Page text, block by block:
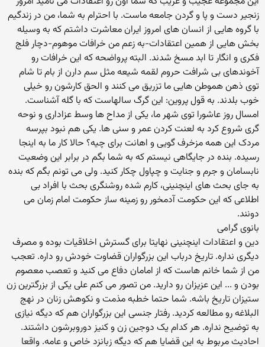
زنجیر دست و پا و گردن جامعه ماست. با احترام به شما، من در زندگیم
با گروه هایی از انسان های امروز ایران معاشرت داشتم که به وسیله
بخش هایی از همین اعتقادات-به زعم من خرافات موهوم-دچار فلج
فکری و انگار تا ابد مسخ شدند. البته پرواضحه که این خرافات رو
آخوندهای بی شرافت حروم لقمه شیعه مثل سم دارن از بام تا شام
توی ذهن هموطن هایی ما تزریق می کنند و الحق کارشون رو خیلی
خوب بلدند. به قول پروین: این گرگ سالهاست که با گله آشناست.
امسال روز عاشورا توی شهر ما، یکی از مداح ها وسط عزاداری و نوحه
گری شروع کرد به لعنت کردن عمر و سنی ها. یکی هم نبود بپرسه
مردک این همه مزخرف گویی و اهانت برای چیه؟ حالا کار ما به اینجا
رسیده. بنده در جایگاهی نیستم که به شما بگم در برابر این وضعیت
نابسامان و جرم و جنایت و چپاول چکار کنید. ولی می تونم بگم که بنده
به جای بحث های اینچنینی، کارم شده روشنگری بحث با افراد بی
اطلاعی که این حکومت آدمخور رو زمینه ساز حکومت امام زمان می
دونند.
بانوی گرامی
دین و اعتقادات اینچنینی نهایتا برای گسترش اخلاقیات بوده و مصرف
دیگری نداره. تاریخ درباب این بزرگواران قضاوت خودش رو داره. تعجب
من از شما خانم هاست که از امامان دفاع می کنید و تعصب معصوم
بودن و ... این عزیزان رو دارید. من تصور می کنم علی یکی از بزرگترین زن
ستیزان تاریخ باشه. شما حتما خطبه مذمت و نکوهش زنان در نهج
البلاغه رو مطالعه کردید. رفتار جنسی این بزرگواران هم که دیگه نیازی
به توضیح نداره. هر کدام یک دوجین زن و کنیز دوروبرشون داشتند.
احادیث مربوط به این قضایا هم که دیگه زبانزد خاص و عامه. واقعا